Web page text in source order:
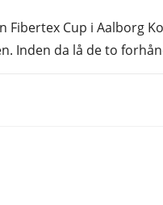
Cup i Aalborg
Inden da lå de to